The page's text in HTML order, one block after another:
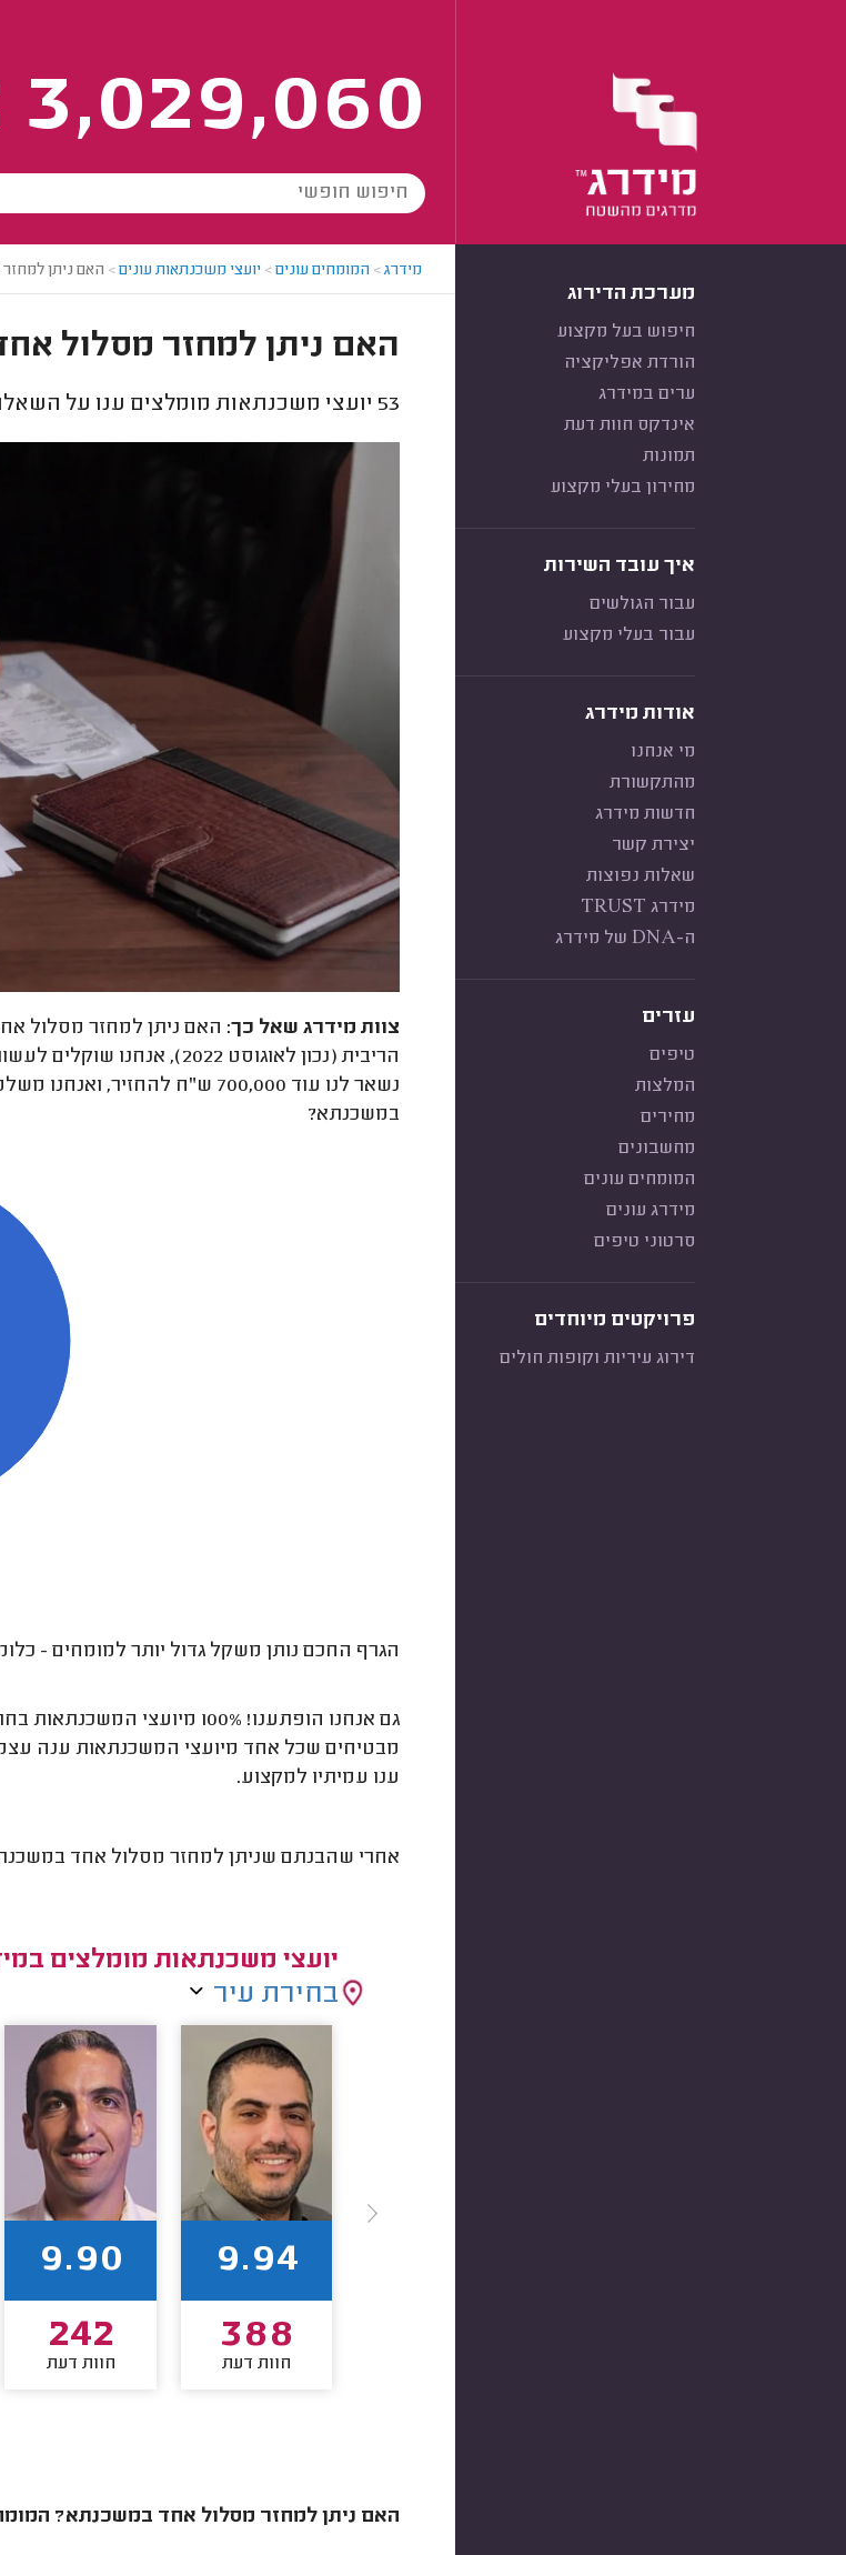
3,029,060
מערכת הדירוג
חיפוש בעל מקצוע
הורדת אפליקציה
ערים במידרג
אינדקס חוות דעת
תמונות
מחירון בעלי מקצוע
איך עובד השירות
עבור הגולשים
עבור בעלי מקצוע
אודות מידרג
מי אנחנו
מהתקשורת
חדשות מידרג
יצירת קשר
שאלות נפוצות
מידרג TRUST
ה-DNA של מידרג
עזרים
טיפים
המלצות
מחירים
מחשבונים
המומחים עונים
מידרג עונים
סרטוני טיפים
פרויקטים מיוחדים
דירוג עיריות וקופות חולים
מידרג> המומחים עונים> יועצי משכנתאות עונים> האם ניתן
האם ניתן למחזר מסלול
53 יועצי משכנתאות מומלצים ענו על
צוות מידרג שאל כך: האם ניתן למחזר מסלול
הריבית (נכון לאוגוסט
במשכנתא?
הגרף החכם נותן משקל גדול יותר למומחים -
גם אנחנו הופתענו! 100% מיועצי המשכנתאות בחרו ב
מבטיחים שכל אחד מיועצי המשכנתאות ענה
ענו עמיתיו למקצוע.
אחרי שהבנתם שניתן למחזר מסלול אחד
יועצי משכנתאות מומלצים
בחירת עיר
9.94
388
חוות דעת
9.90
242
חוות דעת
האם ניתן למחזר מסלול אחד במשכנתא?